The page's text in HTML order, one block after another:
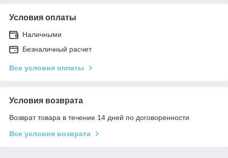
Условия оплаты
Наличными
Безналичный расчет
Все условия оплаты
Условия возврата
Возврат товара в течение 14 дней по договоренности
Все условия возврата